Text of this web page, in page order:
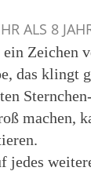
ALS 8
Zeichen
das klingt
machen,
jedes